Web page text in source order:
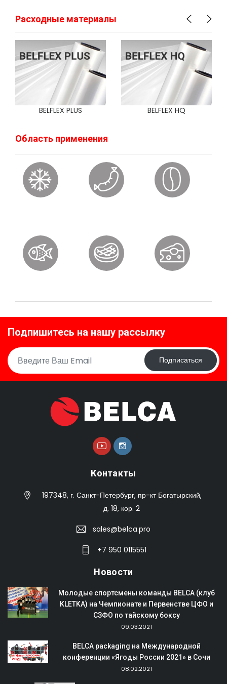
Расходные материалы
BELFLEX PLUS BELFLEX HQ
Область применения
Подпишитесь на нашу рассылку
Подписаться
Контакты
197348, г. Санкт-Петербург, пр-кт Богатырский,
д. 18, кор. 2
sales@belca.pro
+7 950 0115551
Новости
Молодые спортсмены команды BELCA (клуб
KLETKA) на Чемпионате и Первенстве ЦФО и
СЗФО по тайскому боксу
09.03.2021
BELCA packaging на Международной
конференции «Ягоды России 2021» в Сочи
08.02.2021